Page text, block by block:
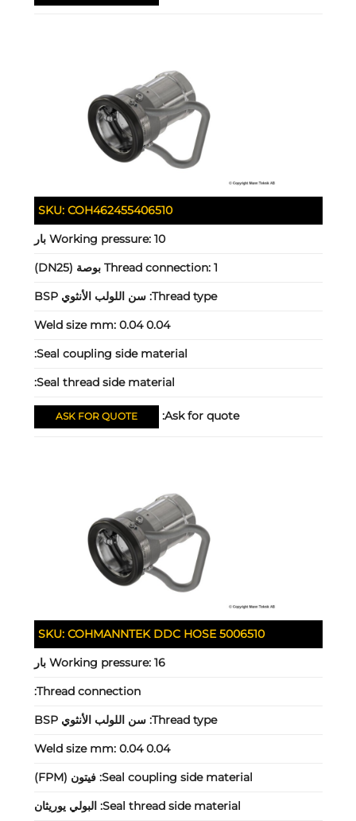
SKU: COH462455406510
Working pressure: 10 بار
Thread connection: 1 بوصة (DN25)
Thread type: سن اللولب الأنثوي BSP
Weld size mm: 0.04 0.04
Seal coupling side material:
Seal thread side material:
Ask for quote:
ASK FOR QUOTE
SKU: COHMANNTEK DDC HOSE 5006510
Working pressure: 16 بار
Thread connection:
Thread type: سن اللولب الأنثوي BSP
Weld size mm: 0.04 0.04
Seal coupling side material: فيتون (FPM)
Seal thread side material: البولي يوريثان